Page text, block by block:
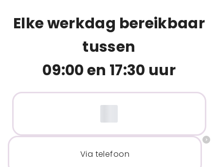
Elke werkdag bereikbaar
tussen
09:00 en 17:30 uur
Via telefoon